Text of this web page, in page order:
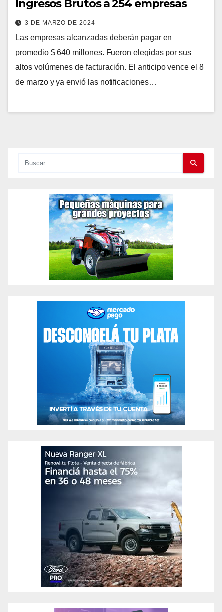
Ingresos Brutos a 254 empresas
3 DE MARZO DE 2024
Las empresas alcanzadas deberán pagar en
promedio $ 640 millones. Fueron elegidas por sus
altos volúmenes de facturación. El anticipo vence el 8
de marzo y ya envió las notificaciones…